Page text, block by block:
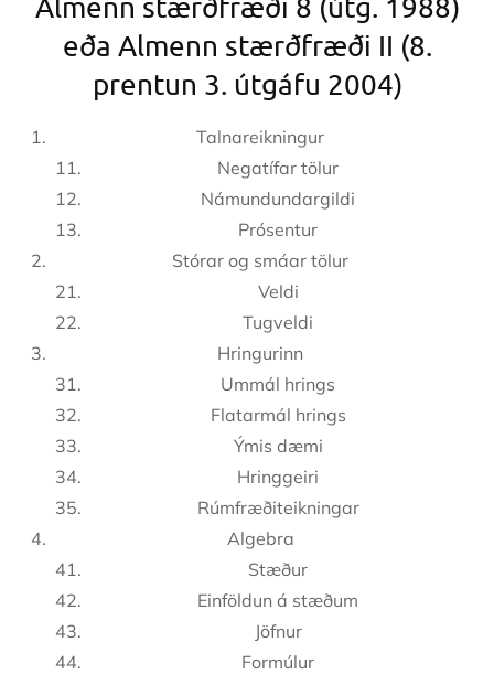
Almenn stærðfræði 8 (útg. 1988)
eða Almenn stærðfræði II (8.
prentun 3. útgáfu 2004)
Talnareikningur
Negatífar tölur
Námundundargildi
Prósentur
Stórar og smáar tölur
Veldi
Tugveldi
Hringurinn
Ummál hrings
Flatarmál hrings
Ýmis dæmi
Hringgeiri
Rúmfræðiteikningar
Algebra
Stæður
Einföldun á stæðum
Jöfnur
Formúlur